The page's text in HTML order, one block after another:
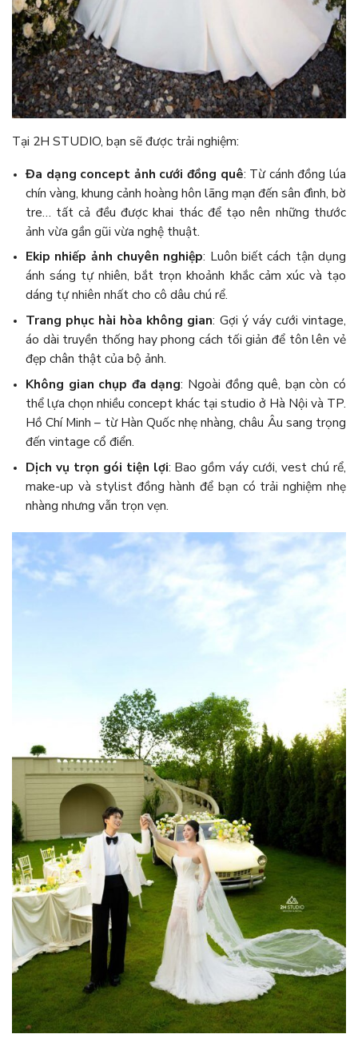
Tại 2H STUDIO, bạn sẽ được trải nghiệm:
Đa dạng concept ảnh cưới đồng quê: Từ cánh đồng lúa
chín vàng, khung cảnh hoàng hôn lãng mạn đến sân đình, bờ
tre… tất cả đều được khai thác để tạo nên những thước
ảnh vừa gần gũi vừa nghệ thuật.
Ekip nhiếp ảnh chuyên nghiệp: Luôn biết cách tận dụng
ánh sáng tự nhiên, bắt trọn khoảnh khắc cảm xúc và tạo
dáng tự nhiên nhất cho cô dâu chú rể.
Trang phục hài hòa không gian: Gợi ý váy cưới vintage,
áo dài truyền thống hay phong cách tối giản để tôn lên vẻ
đẹp chân thật của bộ ảnh.
Không gian chụp đa dạng: Ngoài đồng quê, bạn còn có
thể lựa chọn nhiều concept khác tại studio ở Hà Nội và TP.
Hồ Chí Minh – từ Hàn Quốc nhẹ nhàng, châu Âu sang trọng
đến vintage cổ điển.
Dịch vụ trọn gói tiện lợi: Bao gồm váy cưới, vest chú rể,
make-up và stylist đồng hành để bạn có trải nghiệm nhẹ
nhàng nhưng vẫn trọn vẹn.